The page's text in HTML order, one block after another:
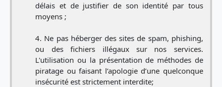
délais et de justifier de son identité par tous
moyens ;
Ne pas héberger des sites de spam, phishing,
ou des fichiers illégaux sur nos services.
L'utilisation ou la présentation de méthodes de
piratage ou faisant l’apologie d’une quelconque
insécurité est strictement interdite;